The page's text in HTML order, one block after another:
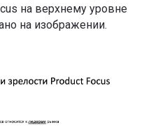
на верхнему уровне
на изображении.